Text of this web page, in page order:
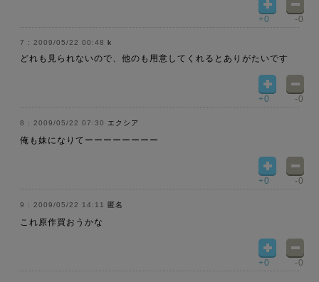
+0 -0
2009/05/22 00:48 k
どれも見られないので、他のも用意してくれるとありがたいです
+0 -0
2009/05/22 07:30 エクシア
俺も妹になりてーーーーーーーー
+0 -0
2009/05/22 14:11 匿名
これ原作買おうかな
+0 -0